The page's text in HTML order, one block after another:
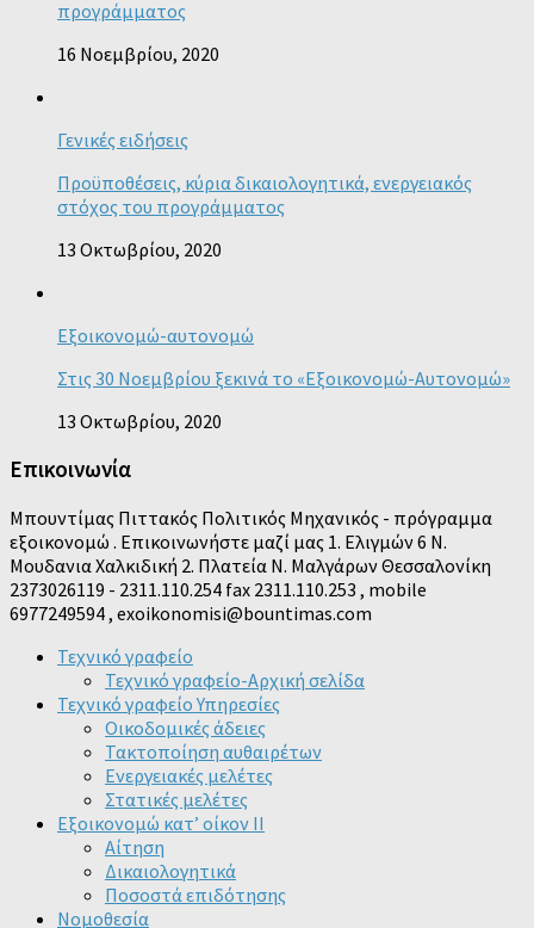
προγράμματος
16 Νοεμβρίου, 2020
Γενικές ειδήσεις
Προϋποθέσεις, κύρια δικαιολογητικά, ενεργειακός
στόχος του προγράμματος
13 Οκτωβρίου, 2020
Εξοικονομώ-αυτονομώ
Στις 30 Νοεμβρίου ξεκινά το «Εξοικονομώ-Αυτονομώ»
13 Οκτωβρίου, 2020
Επικοινωνία
Μπουντίμας Πιττακός Πολιτικός Μηχανικός - πρόγραμμα
εξοικονομώ . Επικοινωνήστε μαζί μας 1. Ελιγμών 6 Ν.
Μουδανια Χαλκιδική 2. Πλατεία Ν. Μαλγάρων Θεσσαλονίκη
2373026119 - 2311.110.254 fax 2311.110.253 , mobile
6977249594 , exoikonomisi@bountimas.com
Τεχνικό γραφείο
Τεχνικό γραφείο-Αρχική σελίδα
Τεχνικό γραφείο Υπηρεσίες
Οικοδομικές άδειες
Τακτοποίηση αυθαιρέτων
Ενεργειακές μελέτες
Στατικές μελέτες
Εξοικονομώ κατ’ οίκον II
Αίτηση
Δικαιολογητικά
Ποσοστά επιδότησης
Νομοθεσία